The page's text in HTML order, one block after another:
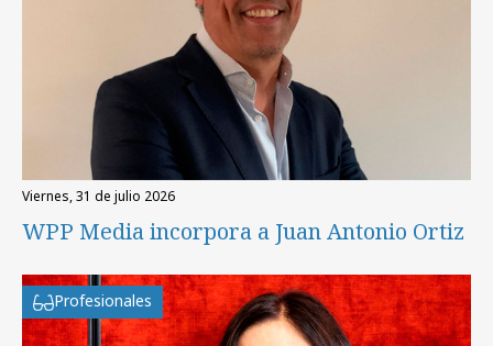
viernes, 31 de julio 2026
WPP Media incorpora a Juan Antonio Ortiz
Profesionales